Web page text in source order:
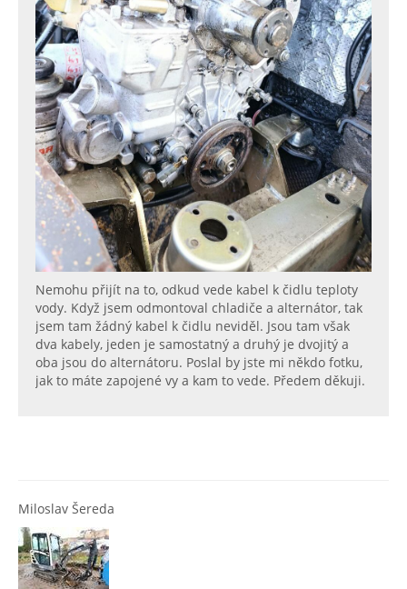
Nemohu přijít na to, odkud vede kabel k čidlu teploty
vody. Když jsem odmontoval chladiče a alternátor, tak
jsem tam žádný kabel k čidlu neviděl. Jsou tam však
dva kabely, jeden je samostatný a druhý je dvojitý a
oba jsou do alternátoru. Poslal by jste mi někdo fotku,
jak to máte zapojené vy a kam to vede. Předem děkuji.
Miloslav Šereda